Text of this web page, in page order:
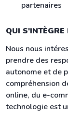
partenaires
QUI S'INTÈGRE
Nous nous
prendre des
autonome et de
compréhension
online, du e-
technologie est